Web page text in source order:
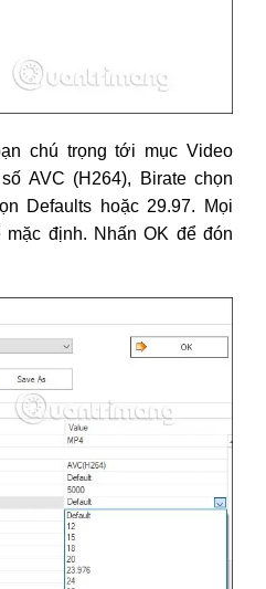
chú trọng tới mục Video
AVC (H264), Birate chọn
Defaults hoặc 29.97. Mọi
định. Nhấn OK để đón